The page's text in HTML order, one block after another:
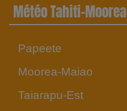
Météo Tahiti-Moorea
Papeete
Moorea-Maiao
Taiarapu-Est